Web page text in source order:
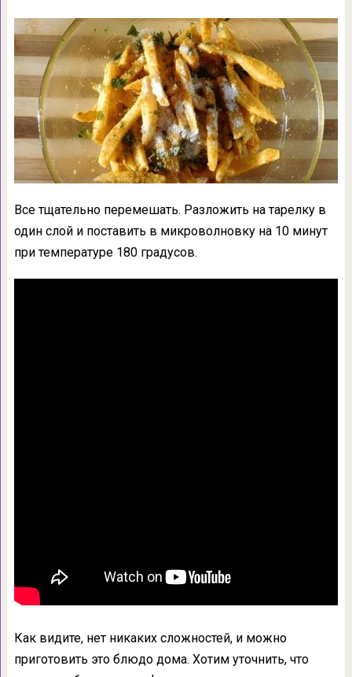
Все тщательно перемешать. Разложить на тарелку в
один слой и поставить в микроволновку на 10 минут
при температуре 180 градусов.
Как видите, нет никаких сложностей, и можно
приготовить это блюдо дома. Хотим уточнить, что